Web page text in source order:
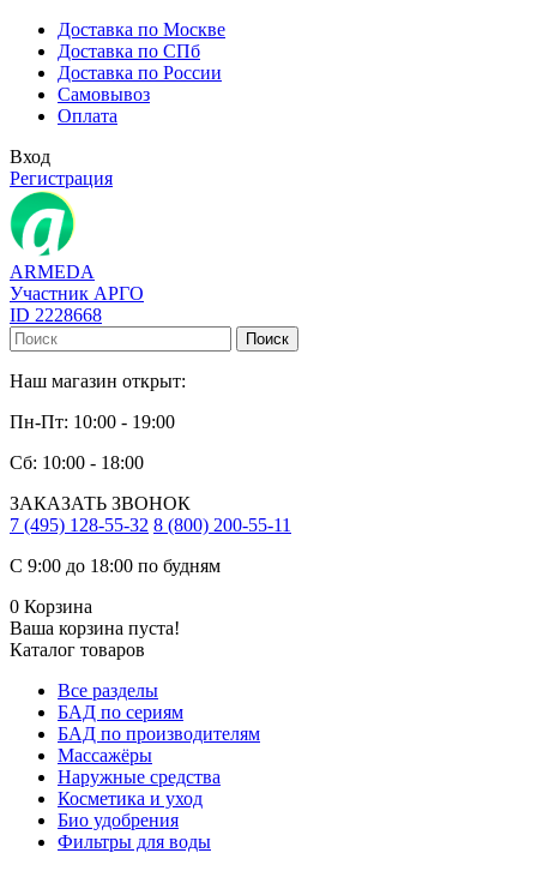
Доставка по Москве
Доставка по СПб
Доставка по России
Самовывоз
Оплата
Вход
Регистрация
ARMEDA
Участник АРГО
ID 2228668
Поиск
Наш магазин открыт:
Пн-Пт: 10:00 - 19:00
Сб: 10:00 - 18:00
ЗАКАЗАТЬ ЗВОНОК
7 (495) 128-55-32 8 (800) 200-55-11
С 9:00 до 18:00 по будням
0 Корзина
Ваша корзина пуста!
Каталог товаров
Все разделы
БАД по сериям
БАД по производителям
Массажёры
Наружные средства
Косметика и уход
Био удобрения
Фильтры для воды